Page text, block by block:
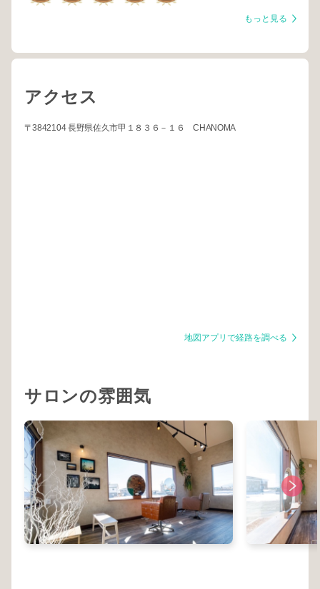
もっと見る
アクセス
〒3842104 長野県佐久市甲１８３６－１６ CHANOMA
地図アプリで経路を調べる
サロンの雰囲気